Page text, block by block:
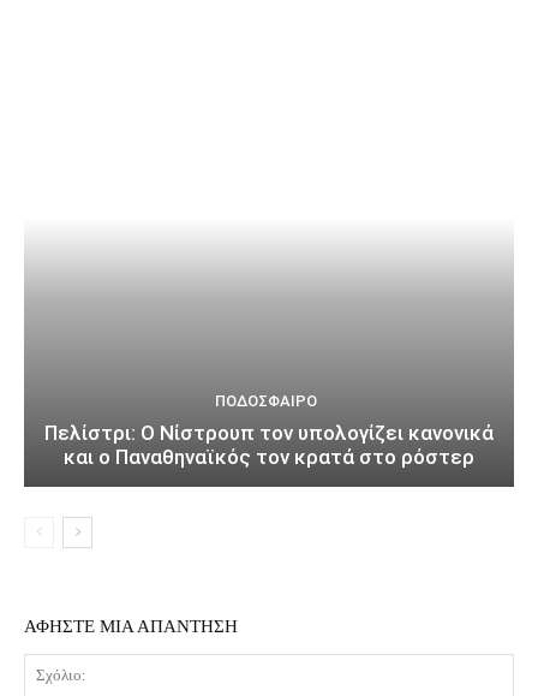
ΠΟΔΌΣΦΑΙΡΟ
Πελίστρι: Ο Νίστρουπ τον υπολογίζει κανονικά
και ο Παναθηναϊκός τον κρατά στο ρόστερ
ΑΦΗΣΤΕ ΜΙΑ ΑΠΑΝΤΗΣΗ